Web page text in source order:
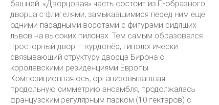
башней. «Дворцовая» часть состоит из П-образного
дворца с флигелями, замыкавшимися перед ним еще
одними парадными воротами с фигурами сидящих
львов на высоких пилонах. Тем самым образовался
просторный двор — курдонёр, типологически
связывающий структуру дворца Бирона с
королевскими резиденциями Европы.
Композиционная ось, организовывавшая
продольную симметрию ансамбля, продолжалась
французским регулярным парком (10 гектаров) с